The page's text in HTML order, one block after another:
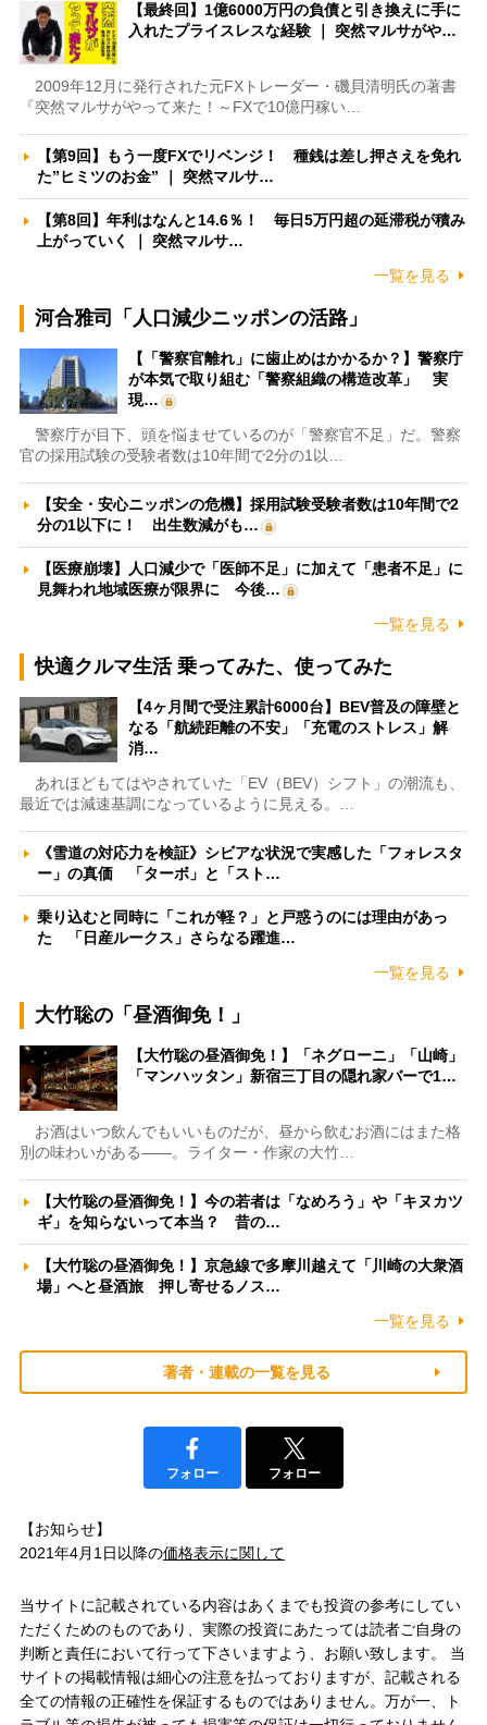
【最終回】1億6000万円の負債と引き換えに手に
入れたプライスレスな経験 ｜ 突然マルサがや…
2009年12月に発行された元FXトレーダー・磯貝清明氏の著書
『突然マルサがやって来た！～FXで10億円稼い…
【第9回】もう一度FXでリベンジ！ 種銭は差し押さえを免れ
た”ヒミツのお金” ｜ 突然マルサ…
【第8回】年利はなんと14.6％！ 毎日5万円超の延滞税が積み
上がっていく ｜ 突然マルサ…
一覧を見る
河合雅司「人口減少ニッポンの活路」
【「警察官離れ」に歯止めはかかるか？】警察庁
が本気で取り組む「警察組織の構造改革」 実
現…
警察庁が目下、頭を悩ませているのが「警察官不足」だ。警察
官の採用試験の受験者数は10年間で2分の1以…
【安全・安心ニッポンの危機】採用試験受験者数は10年間で2
分の1以下に！ 出生数減がも…
【医療崩壊】人口減少で「医師不足」に加えて「患者不足」に
見舞われ地域医療が限界に 今後…
一覧を見る
快適クルマ生活 乗ってみた、使ってみた
【4ヶ月間で受注累計6000台】BEV普及の障壁と
なる「航続距離の不安」「充電のストレス」解
消…
あれほどもてはやされていた「EV（BEV）シフト」の潮流も、
最近では減速基調になっているように見える。…
《雪道の対応力を検証》シビアな状況で実感した「フォレスタ
ー」の真価 「ターボ」と「スト…
乗り込むと同時に「これが軽？」と戸惑うのには理由があっ
た 「日産ルークス」さらなる躍進…
一覧を見る
大竹聡の「昼酒御免！」
【大竹聡の昼酒御免！】「ネグローニ」「山崎」
「マンハッタン」新宿三丁目の隠れ家バーで1…
お酒はいつ飲んでもいいものだが、昼から飲むお酒にはまた格
別の味わいがある――。ライター・作家の大竹…
【大竹聡の昼酒御免！】今の若者は「なめろう」や「キヌカツ
ギ」を知らないって本当？ 昔の…
【大竹聡の昼酒御免！】京急線で多摩川越えて「川崎の大衆酒
場」へと昼酒旅 押し寄せるノス…
一覧を見る
著者・連載の一覧を見る
フォロー フォロー
【お知らせ】
2021年4月1日以降の価格表示に関して
当サイトに記載されている内容はあくまでも投資の参考にしてい
ただくためのものであり、実際の投資にあたっては読者ご自身の
判断と責任において行って下さいますよう、お願い致します。 当
サイトの掲載情報は細心の注意を払っておりますが、記載される
全ての情報の正確性を保証するものではありません。万が一、ト